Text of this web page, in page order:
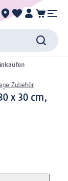
Zubehör
x 30 cm,